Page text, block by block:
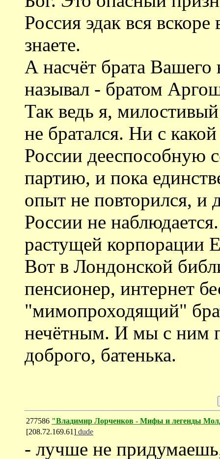
Россия эдак вся
знаете.
А насчёт брата Вашего
называл - братом
Так ведь я,
не братался. Ни с
России дееспособную
партию, и пока
опыт не повторился, и
России не
растущей корпорации
Вот в Лондонской
пенсионер, интернет
"мимопроходящий"
нечётным. И мы с ним
доброго, батенька.
277586 "Владимир Лорченков - Мифы и легенды
[208.72.169.61] dude
- лучше не